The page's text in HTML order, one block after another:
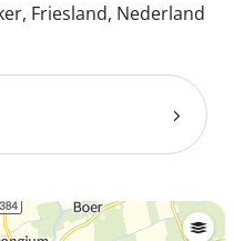
Friesland, Nederland